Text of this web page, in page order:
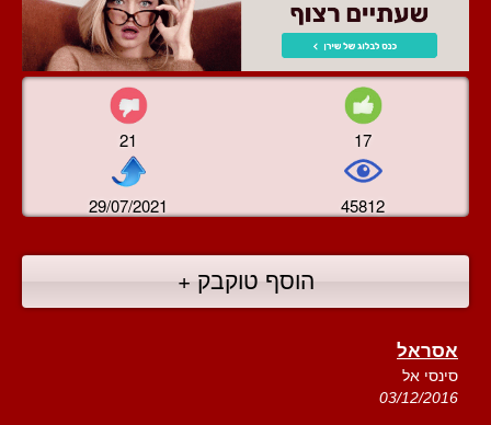
21 17
29/07/2021 45812
הוסף טוקבק +
אסראל
סינסי אל
03/12/2016